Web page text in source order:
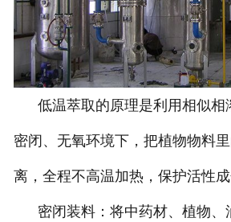
低温萃取的原理是利用相似相
密闭、无氧环境下，把植物物料
离，全程不高温加热，保护活性成
密闭装料：将中药材、植物、